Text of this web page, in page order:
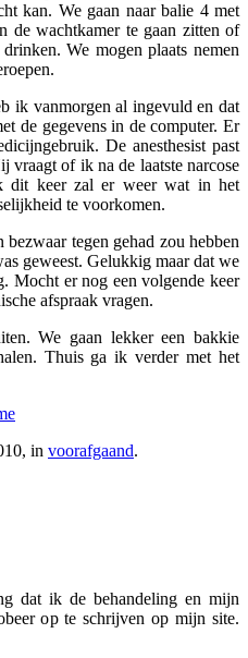
kan. We gaan naar balie 4 met
de wachtkamer te gaan zitten of
We mogen plaats nemen
ik vanmorgen al ingevuld en dat
de gegevens in de computer. Er
De anesthesist past
vraagt of ik na de laatste narcose
dit keer zal er weer wat in het
te voorkomen.
tegen gehad zou hebben
geweest. Gelukkig maar dat we
Mocht er nog een volgende keer
afspraak vragen.
We gaan lekker een bakkie
Thuis ga ik verder met het
in voorafgaand.
dat ik de behandeling en mijn
op te schrijven op mijn site.